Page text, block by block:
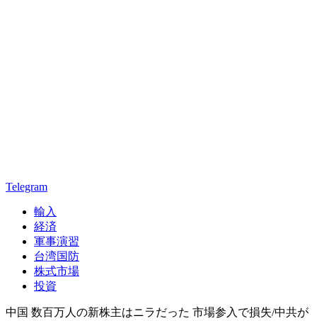
Telegram
輸入
経済
軍事演習
台湾国防
株式市場
投資
中国 数百万人の新株主はニラだった 市場参入で損失/中共が